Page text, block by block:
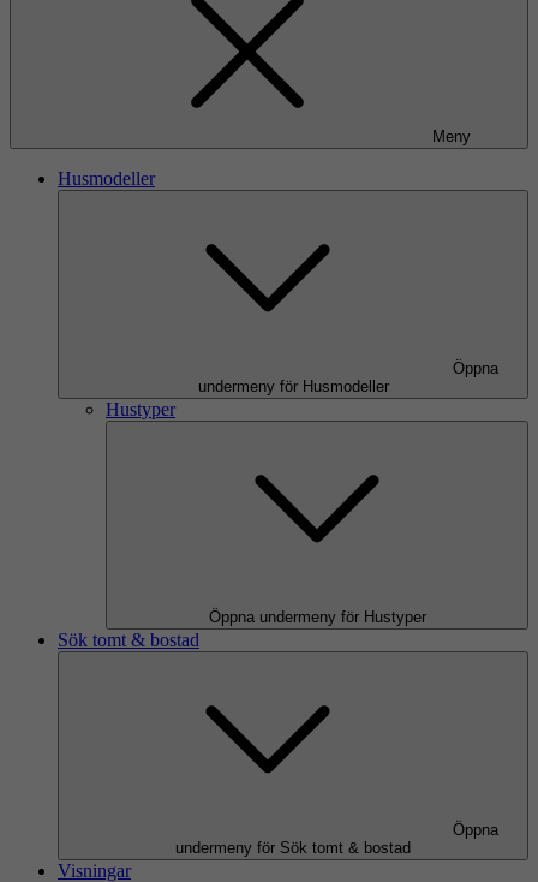
Meny
Husmodeller
Öppna
undermeny för Husmodeller
Hustyper
Öppna undermeny för Hustyper
Sök tomt & bostad
Öppna
undermeny för Sök tomt & bostad
Visningar